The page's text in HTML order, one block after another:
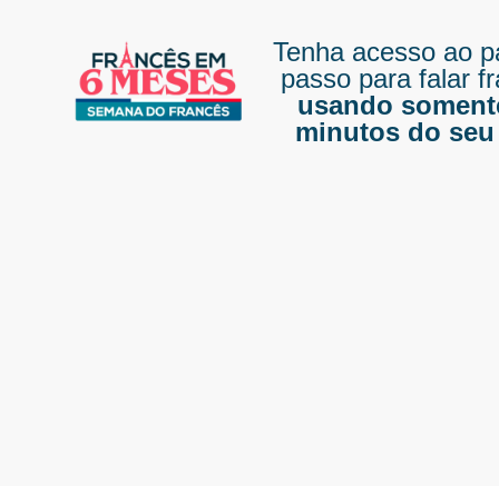
Tenha acesso ao
passo para falar
usando
minutos do